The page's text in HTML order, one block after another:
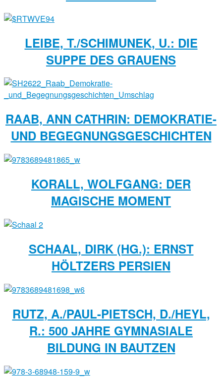
LEIBE, T./SCHIMUNEK, U.: DIE
SUPPE DES GRAUENS
RAAB, ANN CATHRIN: DEMOKRATIE-
UND BEGEGNUNGSGESCHICHTEN
KORALL, WOLFGANG: DER
MAGISCHE MOMENT
SCHAAL, DIRK (HG.): ERNST
HÖLTZERS PERSIEN
RUTZ, A./PAUL-PIETSCH, D./HEYL,
R.: 500 JAHRE GYMNASIALE
BILDUNG IN BAUTZEN